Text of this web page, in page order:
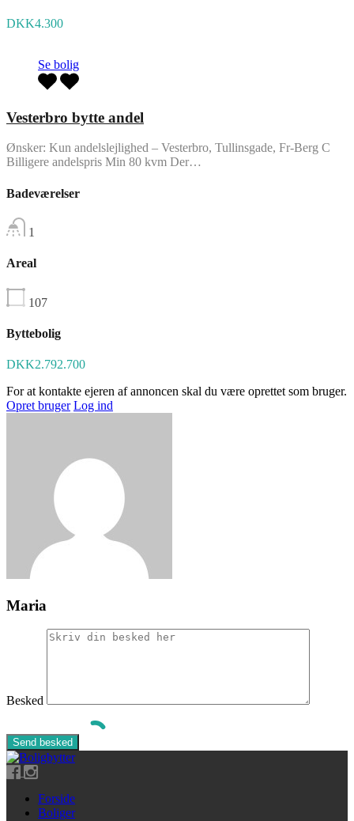
DKK4.300
Se bolig
Vesterbro bytte andel
Ønsker: Kun andelslejlighed – Vesterbro, Tullinsgade, Fr-Berg C
Billigere andelspris Min 80 kvm Der…
Badeværelser
1
Areal
107
Byttebolig
DKK2.792.700
For at kontakte ejeren af annoncen skal du være oprettet som bruger.
Opret bruger Log ind
Maria
Besked
Forside
Boliger